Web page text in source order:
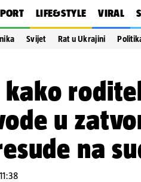
LIFE&STYLE VIRAL
Svijet Rat u Ukrajini
kako
u
na